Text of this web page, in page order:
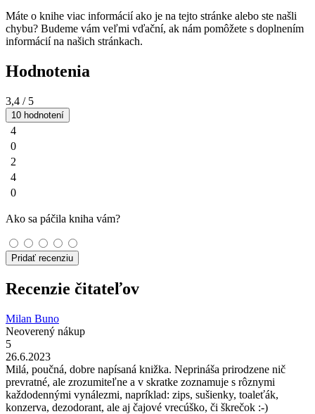
Máte o knihe viac informácií ako je na tejto stránke alebo ste našli
chybu? Budeme vám veľmi vďační, ak nám pomôžete s doplnením
informácií na našich stránkach.
Hodnotenia
3,4 / 5
10 hodnotení
4
0
2
4
0
Ako sa páčila kniha vám?
Pridať recenziu
Recenzie čitateľov
Milan Buno
Neoverený nákup
5
26.6.2023
Milá, poučná, dobre napísaná knižka. Neprináša prirodzene nič
prevratné, ale zrozumiteľne a v skratke zoznamuje s rôznymi
každodennými vynálezmi, napríklad: zips, sušienky, toaleťák,
konzerva, dezodorant, ale aj čajové vrecúško, či škrečok :-)